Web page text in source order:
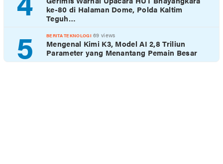
ke-80 di Halaman Dome, Polda Kaltim
Teguh…
5 BERITA TEKNOLOGI 69 views
Mengenal Kimi K3, Model AI 2,8 Triliun
Parameter yang Menantang Pemain Besar